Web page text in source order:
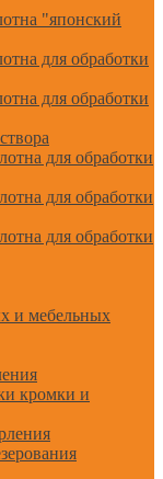
"японский
для обработки
для обработки
для обработки
для обработки
для обработки
и мебельных
кромки и